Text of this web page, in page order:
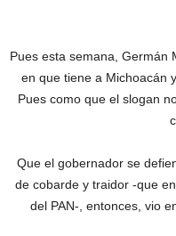
Pues esta semana, Germán
en que tiene a Michoacán
Pues como que el slogan
Que el gobernador se
de cobarde y traidor -que
del PAN-, entonces, vio